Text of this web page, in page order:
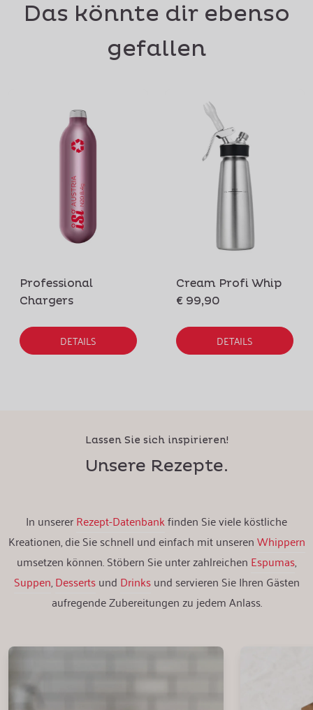
Das könnte dir ebenso
gefallen
Professional
Chargers
DETAILS
Cream Profi Whip
€ 99,90
DETAILS
Lassen Sie sich inspirieren!
Unsere Rezepte.
In unsererRezept-Datenbankfinden Sie viele köstliche
Kreationen, die Sie schnell und einfach mit unserenWhippern
umsetzen können. Stöbern Sie unter zahlreichen Espumas,
Suppen,Dessertsund Drinksund servieren Sie Ihren Gästen
aufregende Zubereitungen zu jedem Anlass.